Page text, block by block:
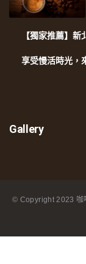
【獨家推薦】新
享受慢活時光，
Gallery
© Copyright2023 咖